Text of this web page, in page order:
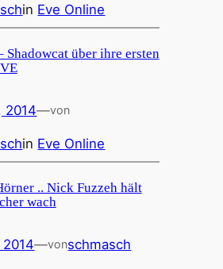
in Eve Online
Shadowcat über ihre ersten
2014—von
in Eve Online
.. Nick Fuzzeh hält
wach
2014—vonschmasch